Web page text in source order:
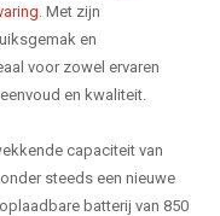
. Met zijn
en
voor zowel ervaren
en kwaliteit.
capaciteit van
steeds een nieuwe
batterij van 850